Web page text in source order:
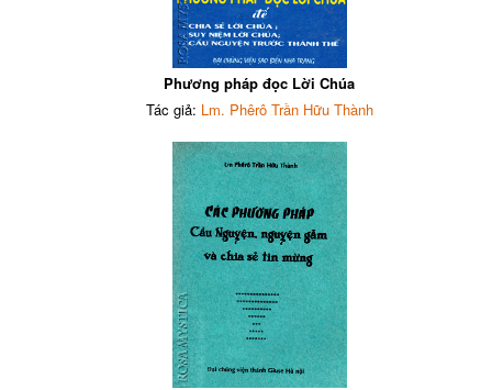
Phương pháp đọc Lời Chúa
Tác giả: Lm. Phêrô Trần Hữu Thành